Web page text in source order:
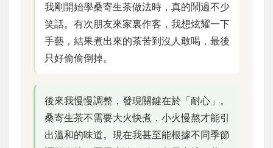
我剛開始學桑寄生茶做法時，真的鬧過不少
笑話。有次朋友來家裏作客，我想炫耀一下
手藝，結果煮出來的茶苦到沒人敢喝，最後
只好偷偷倒掉。
後來我慢慢調整，發現關鍵在於「耐心」。
桑寄生茶不需要大火快煮，小火慢熬才能引
出溫和的味道。現在我甚至能根據不同季節